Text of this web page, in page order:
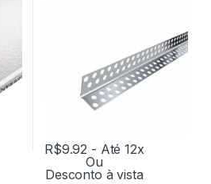
R$9.92 - Até 12x
Ou
Desconto à vista